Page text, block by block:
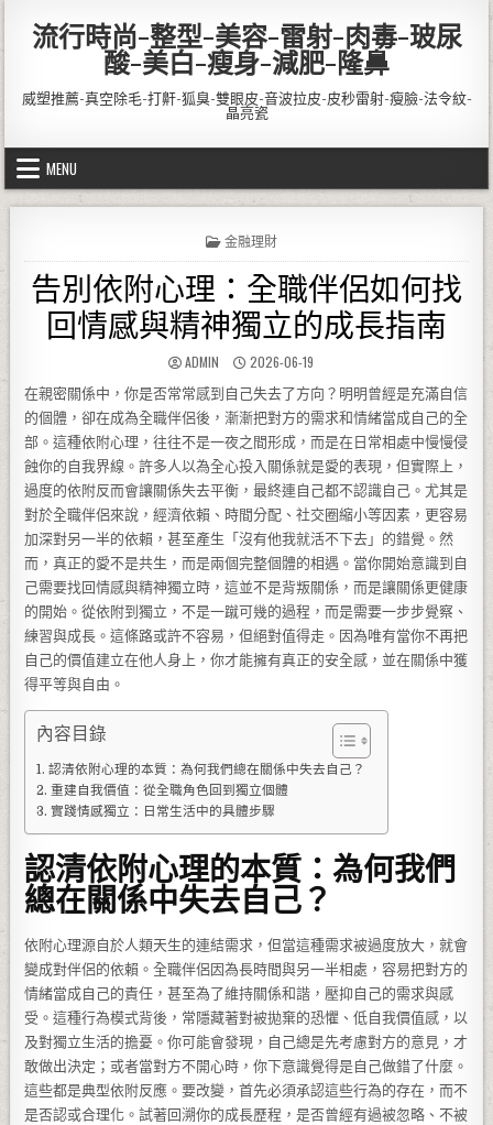
流行時尚-整型-美容-雷射-肉毒-玻尿
酸-美白-瘦身-減肥-隆鼻
威塑推薦-真空除毛-打鼾-狐臭-雙眼皮-音波拉皮-皮秒雷射-瘦臉-法令紋-
晶亮瓷
MENU
POSTED IN
金融理財
告別依附心理：全職伴侶如何找
回情感與精神獨立的成長指南
AUTHOR:
ADMIN PUBLISHED DATE:
2026-06-19
在親密關係中，你是否常常感到自己失去了方向？明明曾經是充滿自信
的個體，卻在成為全職伴侶後，漸漸把對方的需求和情緒當成自己的全
部。這種依附心理，往往不是一夜之間形成，而是在日常相處中慢慢侵
蝕你的自我界線。許多人以為全心投入關係就是愛的表現，但實際上，
過度的依附反而會讓關係失去平衡，最終連自己都不認識自己。尤其是
對於全職伴侶來說，經濟依賴、時間分配、社交圈縮小等因素，更容易
加深對另一半的依賴，甚至產生「沒有他我就活不下去」的錯覺。然
而，真正的愛不是共生，而是兩個完整個體的相遇。當你開始意識到自
己需要找回情感與精神獨立時，這並不是背叛關係，而是讓關係更健康
的開始。從依附到獨立，不是一蹴可幾的過程，而是需要一步步覺察、
練習與成長。這條路或許不容易，但絕對值得走。因為唯有當你不再把
自己的價值建立在他人身上，你才能擁有真正的安全感，並在關係中獲
得平等與自由。
內容目錄
認清依附心理的本質：為何我們總在關係中失去自己？
重建自我價值：從全職角色回到獨立個體
實踐情感獨立：日常生活中的具體步驟
認清依附心理的本質：為何我們
總在關係中失去自己？
依附心理源自於人類天生的連結需求，但當這種需求被過度放大，就會
變成對伴侶的依賴。全職伴侶因為長時間與另一半相處，容易把對方的
情緒當成自己的責任，甚至為了維持關係和諧，壓抑自己的需求與感
受。這種行為模式背後，常隱藏著對被拋棄的恐懼、低自我價值感，以
及對獨立生活的擔憂。你可能會發現，自己總是先考慮對方的意見，才
敢做出決定；或者當對方不開心時，你下意識覺得是自己做錯了什麼。
這些都是典型依附反應。要改變，首先必須承認這些行為的存在，而不
是否認或合理化。試著回溯你的成長歷程，是否曾經有過被忽略、不被